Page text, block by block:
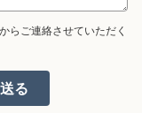
らご連絡させていただく